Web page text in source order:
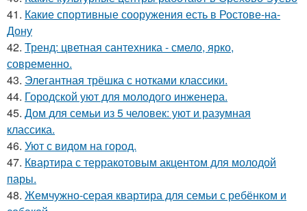
41. Какие спортивные сооружения есть в Ростове-на-
Дону
42. Тренд: цветная сантехника - смело, ярко,
современно.
43. Элегантная трёшка с нотками классики.
44. Городской уют для молодого инженера.
45. Дом для семьи из 5 человек: уют и разумная
классика.
46. Уют с видом на город.
47. Квартира с терракотовым акцентом для молодой
пары.
48. Жемчужно-серая квартира для семьи с ребёнком и